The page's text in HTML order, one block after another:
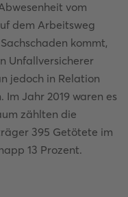
vom
dem Arbeitsweg
kommt,
Unfallversicherer
jedoch in Relation
Jahr 2019 waren es
zählten die
395 Getötete im
13 Prozent.